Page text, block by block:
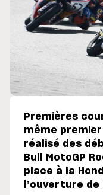
Premières
même
réalisé des
Bull MotoGP
place à la
l’ouverture de